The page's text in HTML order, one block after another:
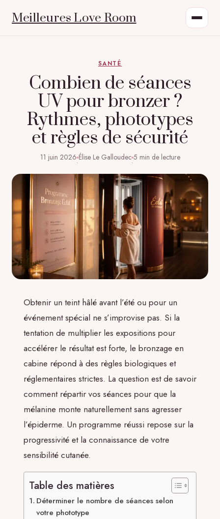
Meilleures Love Room
SANTÉ
Combien de séances
UV pour bronzer ?
Rythmes, phototypes
et règles de sécurité
11 juin 2026·Élise Le Galloudec·5 min de lecture
Obtenir un teint hâlé avant l’été ou pour un
événement spécial ne s’improvise pas. Si la
tentation de multiplier les expositions pour
accélérer le résultat est forte, le bronzage en
cabine répond à des règles biologiques et
réglementaires strictes. La question est de savoir
comment répartir vos séances pour que la
mélanine monte naturellement sans agresser
l’épiderme. Un programme réussi repose sur la
progressivité et la connaissance de votre
sensibilité cutanée.
Table des matières
Déterminer le nombre de séances selon
votre phototype